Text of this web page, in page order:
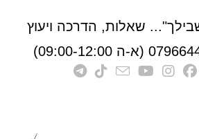
שאלות, הדרכה ויעוץ